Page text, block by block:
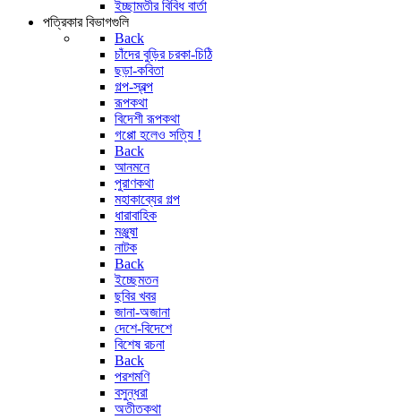
ইচ্ছামতীর বিবিধ বার্তা
পত্রিকার বিভাগগুলি
Back
চাঁদের বুড়ির চরকা-চিঠি
ছড়া-কবিতা
গল্প-স্বল্প
রূপকথা
বিদেশী রূপকথা
গপ্পো হলেও সত্যি !
Back
আনমনে
পুরাণকথা
মহাকাব্যের গল্প
ধারাবাহিক
মঞ্জুষা
নাটক
Back
ইচ্ছেমতন
ছবির খবর
জানা-অজানা
দেশে-বিদেশে
বিশেষ রচনা
Back
পরশমণি
বসুন্ধরা
অতীতকথা